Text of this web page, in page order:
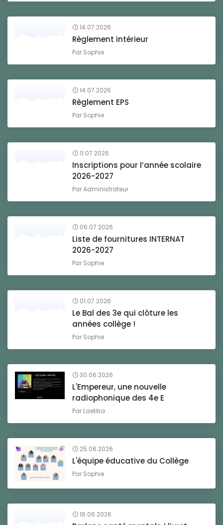
14.07.2026
Règlement intérieur
Par Sophie
14.07.2026
Règlement EPS
Par Sophie
11.07.2026
Inscriptions pour l’année scolaire
2026-2027
ParAdministrateur
06.07.2026
Liste de fournitures INTERNAT
2026-2027
Par Sophie
01.07.2026
Le Bal des 3e qui clôture les
années collège !
Par Sophie
30.06.2026
L'Empereur, une nouvelle
radiophonique des 4e E
Par Laetitia
25.06.2026
L'équipe éducative du Collège
Par Sophie
16.06.2026